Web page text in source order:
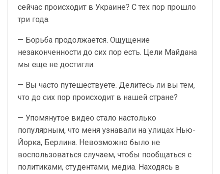
сейчас происходит в Украине? С тех пор прошло
три года.
— Борьба продолжается. Ощущение
незаконченности до сих пор есть. Цели Майдана
мы еще не достигли.
— Вы часто путешествуете. Делитесь ли вы тем,
что до сих пор происходит в нашей стране?
— Упомянутое видео стало настолько
популярным, что меня узнавали на улицах Нью-
Йорка, Берлина. Невозможно было не
воспользоваться случаем, чтобы пообщаться с
политиками, студентами, медиа. Находясь в